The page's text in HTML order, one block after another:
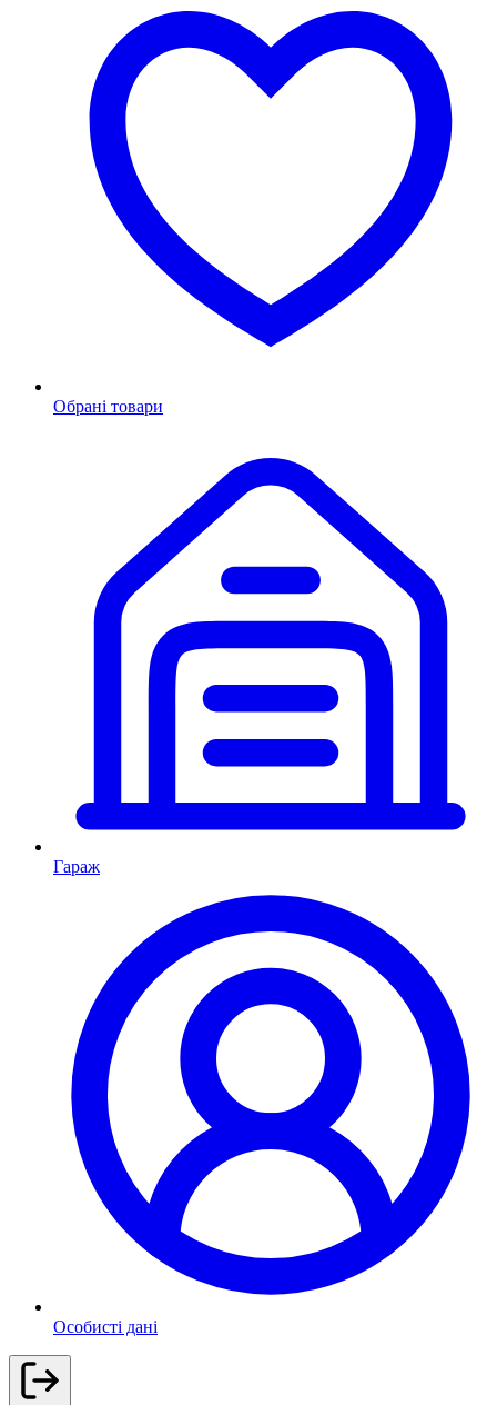
Обрані товари
Гараж
Особисті дані